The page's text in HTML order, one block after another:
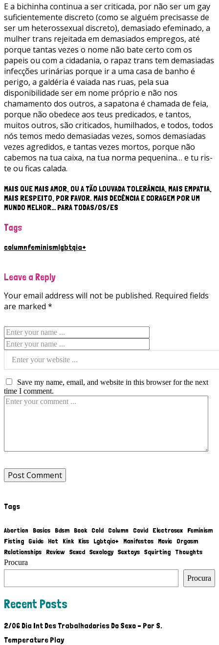
E a bichinha continua a ser criticada, por não ser um gay
suficientemente discreto (como se alguém precisasse de
ser um heterossexual discreto), demasiado efeminado, a
mulher trans rejeitada em demasiados empregos, até
porque tantas vezes o nome não bate certo com os
papeis ou com a cidadania, o rapaz trans tem demasiadas
infecções urinárias porque ir a uma casa de banho é
perigo, a galdéria é vaiada nas ruas, pela sua
disponibilidade ser em nome próprio e não nos
chamamento dos outros, a sapatona é chamada de feia,
porque não obedece aos teus predicados, e tantos,
muitos outros, são criticados, humilhados, e todos, todos
nós temos medo demasiadas vezes, somos demasiadas
vezes agredidos, e tantas vezes mortos, porque não
cabemos na tua caixa, na tua norma pequenina… e tu ris-
te ou ficas calada.
MAIS QUE MAIS AMOR, OU A TÃO LOUVADA TOLERÂNCIA, MAIS EMPATIA,
MAIS RESPEITO, POR FAVOR. MAIS DECÊNCIA E CORAGEM POR UM
MUNDO MELHOR… PARA TODAS/OS/ES
Tags
columnfeminismlgbtqia+
Leave a Reply
Your email address will not be published. Required fields
are marked *
Save my name, email, and website in this browser for the next
time I comment.
Tags
Abortion Basics Bdsm Book Cold Column Covid Electrosex
Feminism
Fisting
Guide Hot Kink Kiss Lgbtqia+ Manifestos Movie
Orgasm
Relationships
Review Sexed Sexology Sextoys Squirting Thoughts
Procura
Procura
Recent Posts
2/06 Dia Int Des Trabalhadories Do Sexo – Por S.
Temperature Play